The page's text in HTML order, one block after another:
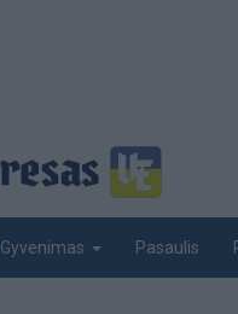
Gyvenimas Pasaulis